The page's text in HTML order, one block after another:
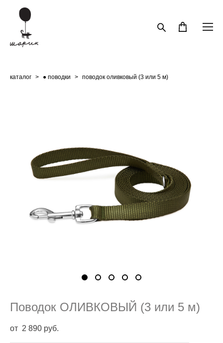
каталог > ● поводки > поводок оливковый (3 или 5 м)
Поводок ОЛИВКОВЫЙ (3 или 5 м)
от 2 890 pуб.